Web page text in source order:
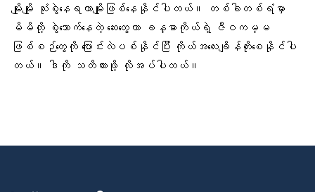
မျိုးမျိုး သုံးစွဲနေရတာမျိုးဖြစ်နေနိုင်ပါတယ်။ တစ်ခါတစ်ရံမှာ
မိမိတို့ စွဲသောက်နေတဲ့ ဆေးတွေဟာ ခန္ဓာကိုယ်ရဲ့ ဇီဝကမ္မ
ဖြစ်စဉ်တွေကို ပြောင်းလဲပစ်နိုင်ပြီး ကိုယ်အလေးချိန်တိုးစေနိုင်ပါ
တယ်။ ဒါကို သတိထားဖို့ လိုအပ်ပါတယ်။